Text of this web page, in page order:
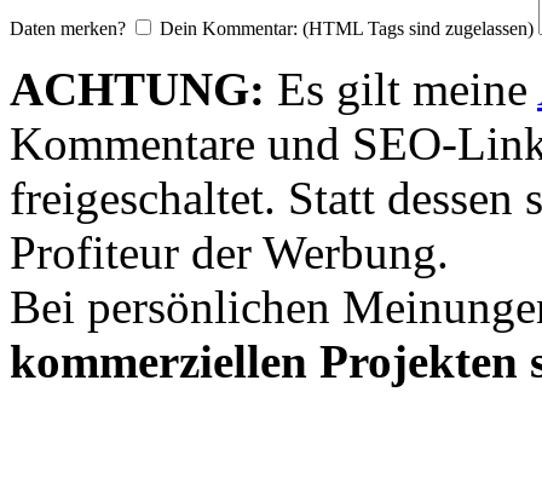
Daten merken? Dein Kommentar: (HTML Tags sind zugelassen)
ACHTUNG: Es gilt meine
Kommentare und SEO-
freigeschaltet. Statt dessen
Profiteur der Werbung.
Bei persönlichen
kommerziellen Projekten